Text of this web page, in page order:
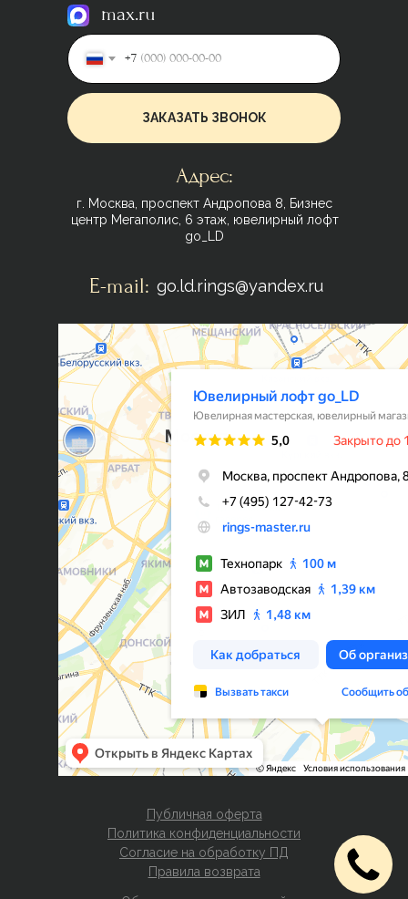
Адрес:
г. Москва, проспект Андропова 8, Бизнес
центр Мегаполис, 6 этаж, ювелирный лофт
go_LD
E-mail: go.ld.rings@yandex.ru
Публичная оферта
Политика конфиденциальности
Согласие на обработку ПД
Правила возврата
max.ru
+7
ЗАКАЗАТЬ ЗВОНОК